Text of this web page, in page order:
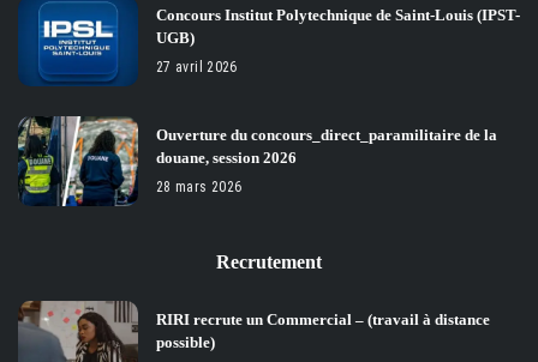
Concours Institut Polytechnique de Saint-Louis (IPST-
UGB)
27 avril 2026
Ouverture du concours_direct_paramilitaire de la
douane, session 2026
28 mars 2026
Recrutement
RIRI recrute un Commercial – (travail à distance
possible)